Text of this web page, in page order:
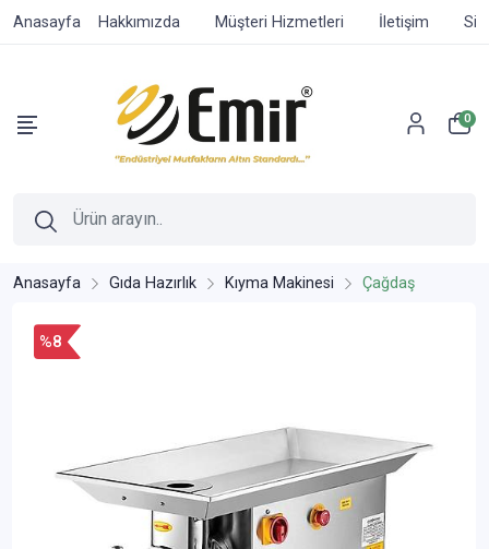
Anasayfa Hakkımızda Müşteri Hizmetleri İletişim
0
Anasayfa Gıda Hazırlık Kıyma Makinesi Çağdaş
%8